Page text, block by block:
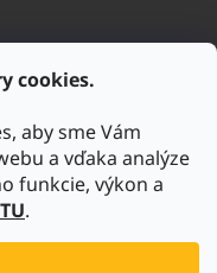
cookies.
aby sme Vám
a vďaka analýze
funkcie, výkon a
.